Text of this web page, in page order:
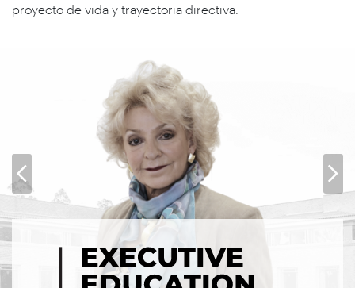
proyecto de vida y trayectoria directiva: